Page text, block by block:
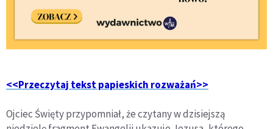
<<Przeczytaj tekst papieskich rozważań>>
Ojciec Święty przypomniał, że czytany w dzisiejszą